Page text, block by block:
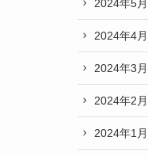
2024年5月
2024年4月
2024年3月
2024年2月
2024年1月